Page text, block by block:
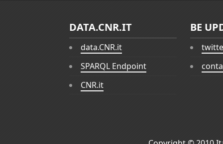
DATA.CNR.IT
data.CNR.it
SPARQL Endpoint
CNR.it
BE